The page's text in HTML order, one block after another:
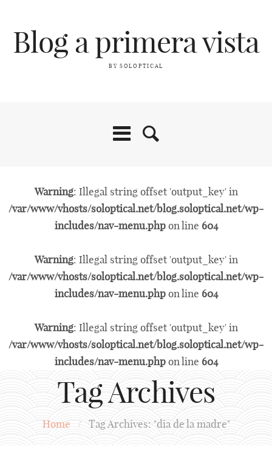
Blog a primera vista
BY SOLOPTICAL
Warning: Illegal string offset 'output_key' in
/var/www/vhosts/soloptical.net/blog.soloptical.net/wp-
includes/nav-menu.phpon line 604
Warning: Illegal string offset 'output_key' in
/var/www/vhosts/soloptical.net/blog.soloptical.net/wp-
includes/nav-menu.phpon line 604
Warning: Illegal string offset 'output_key' in
/var/www/vhosts/soloptical.net/blog.soloptical.net/wp-
includes/nav-menu.phpon line 604
Tag Archives
Home / Tag Archives: "dia de la madre"